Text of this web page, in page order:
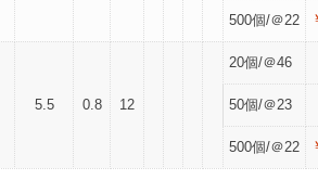
500個/＠22
5.5 0.8 12
20個/＠46
50個/＠23
500個/＠22